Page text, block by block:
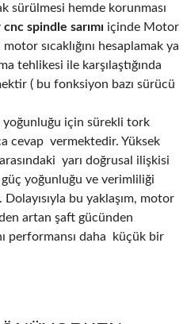
sürülmesi hemde korunması
spindle sarımı içinde Motor
sıcaklığını hesaplamak ya
tehlikesi ile karşılaştığında
( bu fonksiyon bazı sürücü
yoğunluğu için sürekli tork
cevap vermektedir. Yüksek
yarı doğrusal ilişkisi
yoğunluğu ve verimliliği
bu yaklaşım, motor
artan şaft gücünden
performansı daha küçük bir